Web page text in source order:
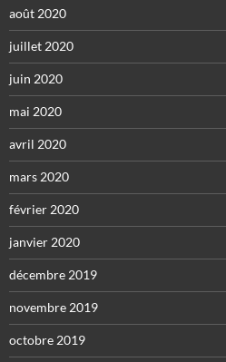
août 2020
juillet 2020
juin 2020
mai 2020
avril 2020
mars 2020
février 2020
janvier 2020
décembre 2019
novembre 2019
octobre 2019